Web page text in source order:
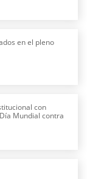
en el pleno
con
Mundial contra